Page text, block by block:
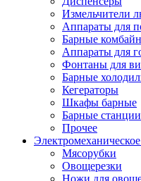
Измельчители
Аппараты для
Барные
Аппараты для
Фонтаны для
Барные
Кегераторы
Шкафы барные
Барные станции
Прочее
Мясорубки
Овощерезки
Ножи для